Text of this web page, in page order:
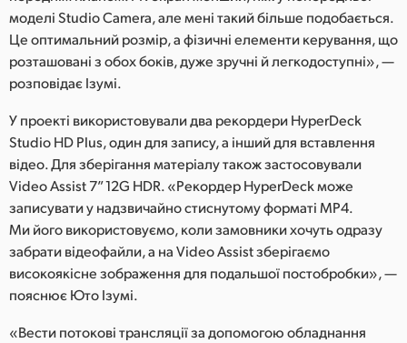
моделі Studio Camera, але мені такий більше подобається.
Це оптимальний розмір, а фізичні елементи керування, що
розташовані з обох боків, дуже зручні й легкодоступні», —
розповідає Ізумі.
У проекті використовували два рекордери HyperDeck
Studio HD Plus, один для запису, а інший для вставлення
відео. Для зберігання матеріалу також застосовували
Video Assist 7” 12G HDR. «Рекордер HyperDeck може
записувати у надзвичайно стиснутому форматі MP4.
Ми його використовуємо, коли замовники хочуть одразу
забрати відеофайли, а на Video Assist зберігаємо
високоякісне зображення для подальшої постобробки», —
пояснює Юто Ізумі.
«Вести потокові трансляції за допомогою обладнання